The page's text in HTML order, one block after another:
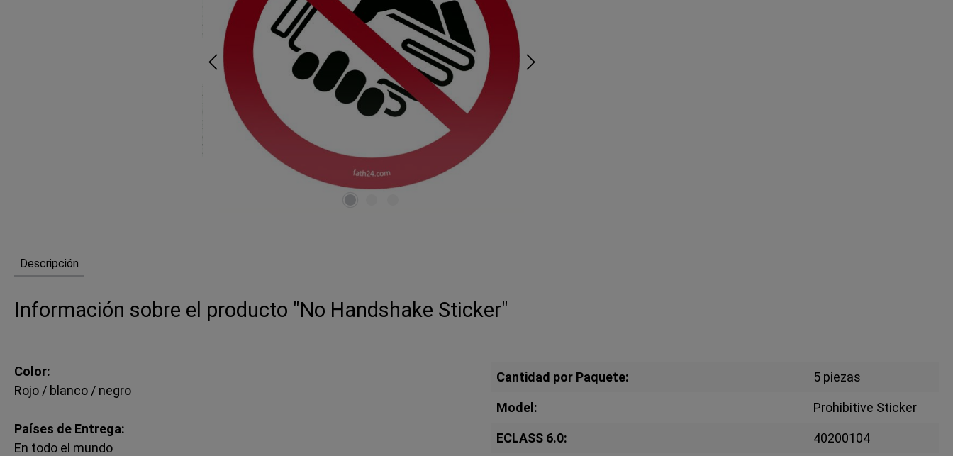
Descripción
Información sobre el producto "No Handshake Sticker"
Color:
Rojo / blanco / negro
Países de Entrega:
En todo el mundo
Cantidad por Paquete: 5 piezas
Model: Prohibitive Sticker
ECLASS 6.0: 40200104